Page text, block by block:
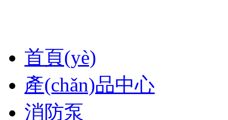
首頁(yè)
產(chǎn)品中心
消防泵